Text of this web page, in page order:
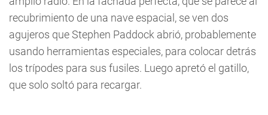
recubrimiento de una nave espacial, se ven dos
agujeros que Stephen Paddock abrió, probablemente
usando herramientas especiales, para colocar detrás
los trípodes para sus fusiles. Luego apretó el gatillo,
que solo soltó para recargar.